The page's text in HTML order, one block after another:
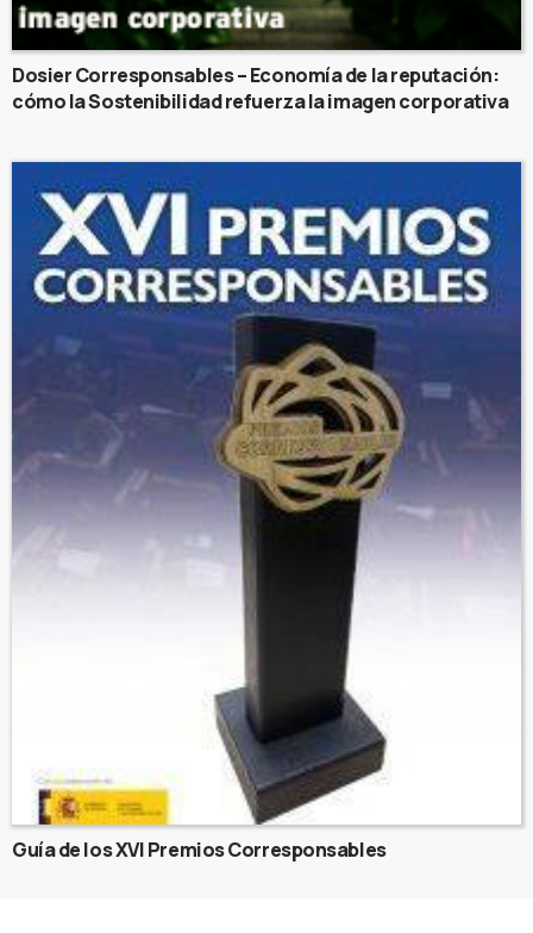
Dosier Corresponsables – Economía de la reputación:
cómo la Sostenibilidad refuerza la imagen corporativa
Guía de los XVI Premios Corresponsables